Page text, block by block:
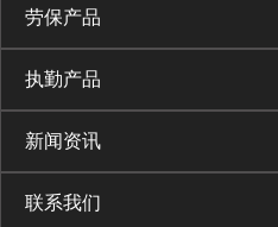
劳保产品
执勤产品
新闻资讯
联系我们